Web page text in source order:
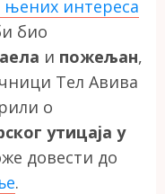
њених интереса
био
и пожељан,
Тел Авива
о
утицаја у
довести до
.